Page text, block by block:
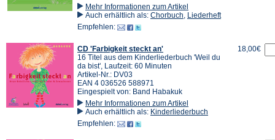
Mehr Informationen zum Artikel
Auch erhältlich als: Chorbuch Liederheft
Empfehlen:
CD 'Farbigkeit steckt an'
16 Titel aus dem Kinderliederbuch 'Weil du
da bist', Laufzeit: 60 Minuten
Artikel-Nr.: DV03
EAN 4 036526 588971
Eingespielt von: Band Habakuk
Mehr Informationen zum Artikel
Auch erhältlich als: Kinderliederbuch
Empfehlen:
18,00€